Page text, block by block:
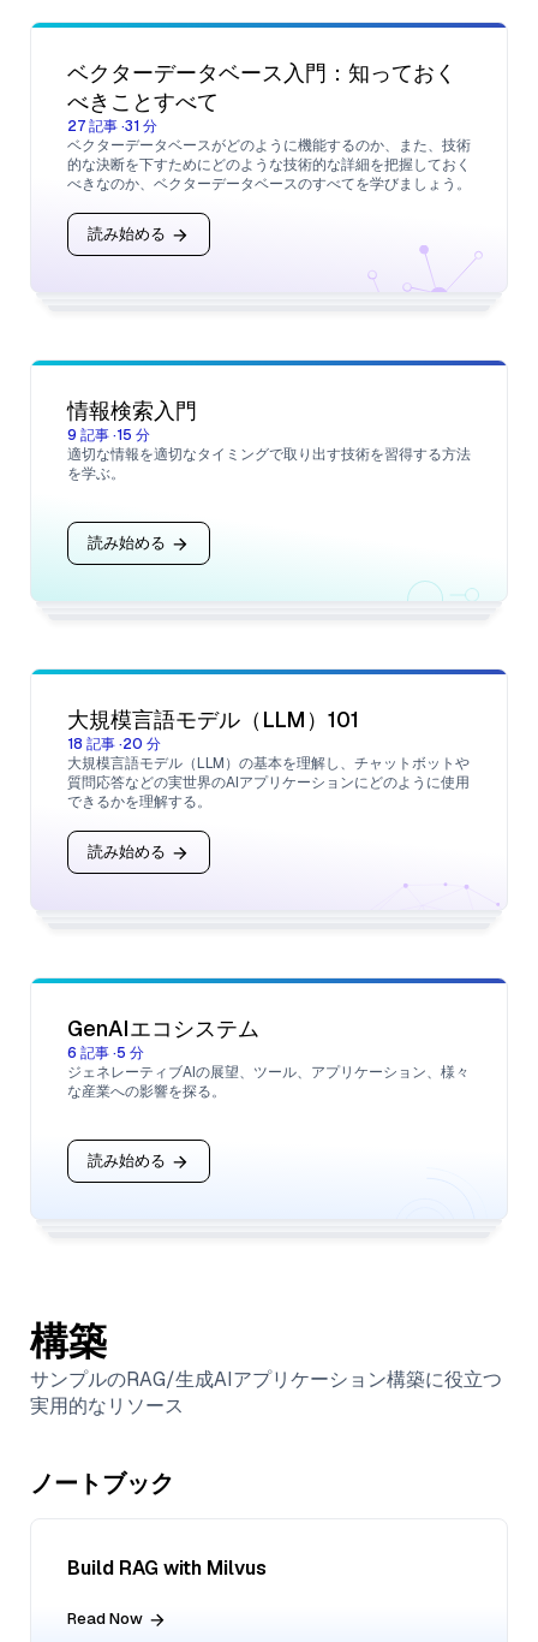
ベクターデータベース入門：知っておく
べきことすべて
27記事·31 分
ベクターデータベースがどのように機能するのか、また、技術
的な決断を下すためにどのような技術的な詳細を把握しておく
べきなのか、ベクターデータベースのすべてを学びましょう。
読み始める
情報検索入門
9 記事·15 分
適切な情報を適切なタイミングで取り出す技術を習得する方法
を学ぶ。
読み始める
大規模言語モデル（LLM）101
18 記事·20 分
大規模言語モデル（LLM）の基本を理解し、チャットボットや
質問応答などの実世界のAIアプリケーションにどのように使用
できるかを理解する。
読み始める
GenAIエコシステム
6 記事·5 分
ジェネレーティブAIの展望、ツール、アプリケーション、様々
な産業への影響を探る。
読み始める
構築
サンプルのRAG/生成AIアプリケーション構築に役立つ
実用的なリソース
ノートブック
Build RAG with Milvus
Read Now